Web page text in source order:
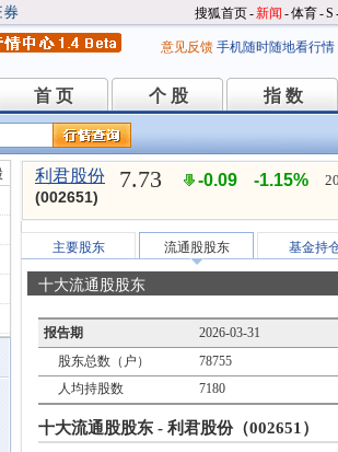
搜狐首页-新闻 -体育-S
意见反馈 手机随时随地看行情
首 页
首 页 个 股
个 股 指 数
指 数
利君股份
(002651)
7.73 -0.09 -1.15%
主要股东 流通股股东 基金持
十大流通股股东
报告期
2026-03-31
股东总数（户）
78755
人均持股数
7180
十大流通股股东 - 利君股份（002651）